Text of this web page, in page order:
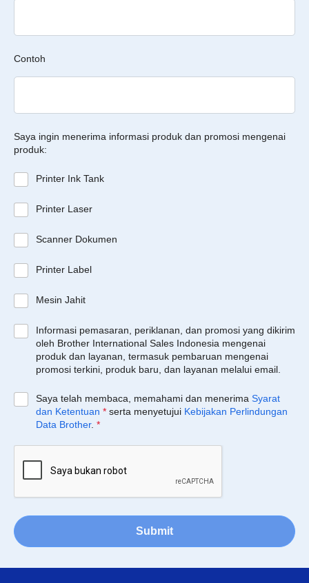
Contoh
Saya ingin menerima informasi produk dan promosi mengenai
produk:
Printer Ink Tank
Printer Laser
Scanner Dokumen
Printer Label
Mesin Jahit
Informasi pemasaran, periklanan, dan promosi yang dikirim
oleh Brother International Sales Indonesia mengenai
produk dan layanan, termasuk pembaruan mengenai
promosi terkini, produk baru, dan layanan melalui email.
Saya telah membaca, memahami dan menerima Syarat
dan Ketentuan * serta menyetujui Kebijakan Perlindungan
Data Brother. *
Submit